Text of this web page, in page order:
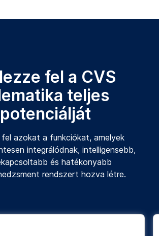
fel a CVS
teljes
potenciálját
azokat a funkciókat, amelyek
integrálódnak, intelligensebb,
és hatékonyabb
rendszert hozva létre.